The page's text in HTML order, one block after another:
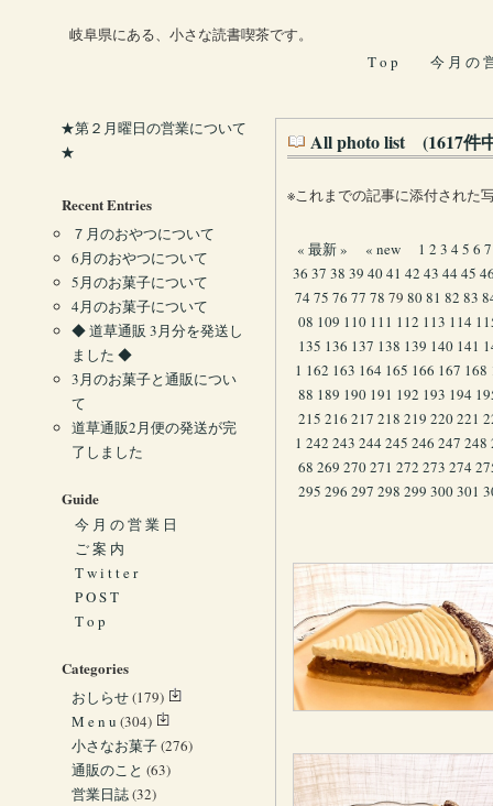
岐阜県にある、小さな読書喫茶です。
T o p
今 月 の
All photo list (1617件
※これまでの記事に添付された
« 最新 » « new 1 2 3 4 5 6 7
36 37 38 39 4041 42 43 44 45
74 75 76 77 78 79 8081 82 83
08 109 110 111 112 113 114
135 136 137 138 139 140 141
1 162 163 164 165 166 167 168
88 189 190 191 192 193 194
215 216 217 218 219 220221
1 242 243 244 245 246 247 248
68 269 270271 272 273 274
295 296 297 298 299 300301
★第２月曜日の営業について
★
Recent Entries
７月のおやつについて
6月のおやつについて
5月のお菓子について
4月のお菓子について
◆ 道草通販 3月分を発送し
ました ◆
3月のお菓子と通販につい
て
道草通販2月便の発送が完
了しました
Guide
今 月 の 営 業 日
ご 案 内
T w i t t e r
P O S T
T o p
Categories
おしらせ(179)
M e n u (304)
小さなお菓子(276)
通販のこと (63)
営業日誌(32)